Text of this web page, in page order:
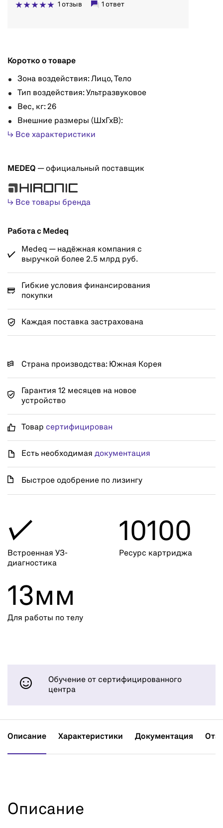
1 отзыв 1 ответ
Коротко о товаре
Зона воздействия: Лицо, Тело
Тип воздействия: Ультразвуковое
Вес, кг: 26
Внешние размеры (ШхГхВ):
↳ Все характеристики
MEDEQ — официальный поставщик
↳ Все товары бренда
Работа с Medeq
Medeq — надёжная компания с
выручкой более 2.5 млрд руб.
Гибкие условия финансирования
покупки
Каждая поставка застрахована
Страна производства: Южная Корея
Гарантия 12 месяцев на новое
устройство
Товар сертифицирован
Есть необходимая документация
Быстрое одобрение по лизингу
✓
Встроенная УЗ-
диагностика
10100
Ресурс картриджа
13мм
Для работы по телу
Обучение от сертифицированного
центра
Описание Характеристики Документация
Описание